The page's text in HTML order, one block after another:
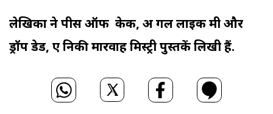
लेखिका ने पीस ऑफ केक, अ गर्ल लाइक मी और
ड्रॉप डेड, ए निकी मारवाह मिस्ट्री पुस्तकें लिखी हैं.